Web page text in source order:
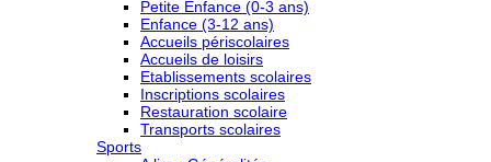
Petite Enfance (0-3 ans)
Enfance (3-12 ans)
Accueils périscolaires
Accueils de loisirs
Etablissements scolaires
Inscriptions scolaires
Restauration scolaire
Transports scolaires
Sports